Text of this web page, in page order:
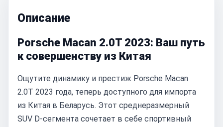
Описание
Porsche Macan 2.0T 2023: Ваш путь
к совершенству из Китая
Ощутите динамику и престиж Porsche Macan
2.0T 2023 года, теперь доступного для импорта
из Китая в Беларусь. Этот среднеразмерный
SUV D-сегмента сочетает в себе спортивный